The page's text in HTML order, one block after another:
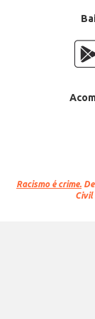
Racismo é crime.
Civil